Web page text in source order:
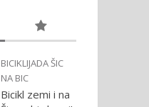
BICIKLIJADA ŠIC
NA BIC
Bicikl zemi i na